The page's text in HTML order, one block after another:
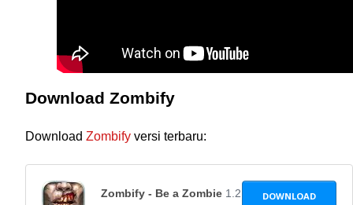
Download Zombify
Download Zombify versi terbaru:
Zombify - Be a Zombie 1.2.2 DOWNLOAD